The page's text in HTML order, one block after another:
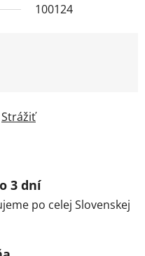
100124
Strážiť
3 dní
po celej Slovenskej